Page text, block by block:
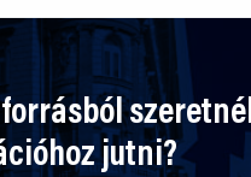
jutni?